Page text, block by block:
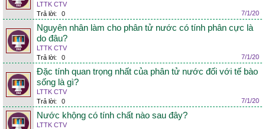
LTTK CTV
Trả lời:
0 7/1/20
Nguyên nhân làm cho phân tử nước có tính phân cực là
do đâu?
LTTK CTV
Trả lời:
0 7/1/20
Đặc tính quan trọng nhất của phân tử nước đối với tế bào
sống là gì?
LTTK CTV
Trả lời:
0 7/1/20
Nước khộng có tính chất nào sau đây?
LTTK CTV